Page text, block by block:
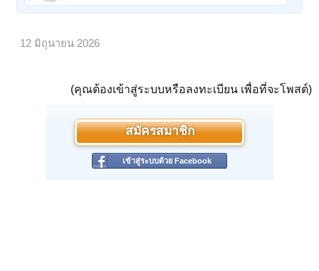
12 มิถุนายน 2026
(คุณต้องเข้าสู่ระบบหรือลงทะเบียน เพื่อที่จะโพสต์)
สมัครสมาชิก
เข้าสู่ระบบด้วย Facebook